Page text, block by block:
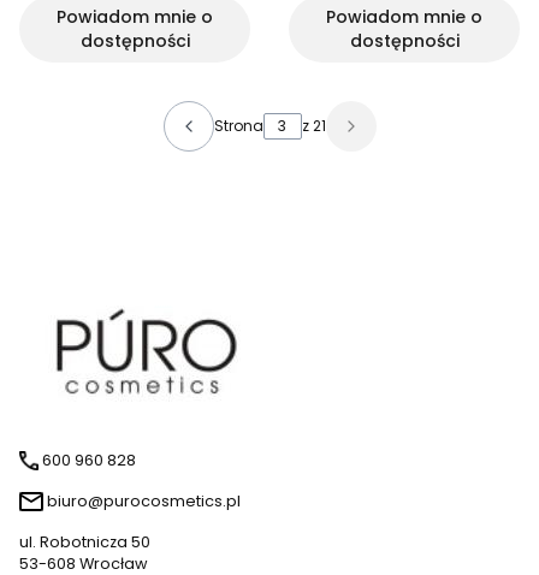
Powiadom mnie o
dostępności
Powiadom mnie o
dostępności
Strona z 21
600 960 828
biuro@purocosmetics.pl
ul. Robotnicza 50
53-608 Wrocław